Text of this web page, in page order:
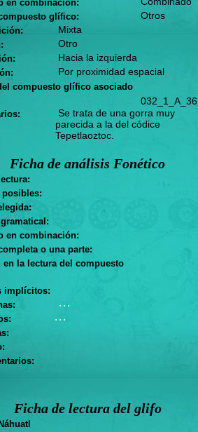
en combinación:
glífico: Otros
Mixta
Otro
Hacia la izquierda
Por proximidad espacial
compuesto glífico asociado
032_1_A_36
Se trata de una gorra muy
parecida a la del códice
Tepetlaoztoc.
Ficha de análisis Fonético
posibles:
en combinación:
o una parte:
en la lectura del compuesto
implícitos:
. . .
. . .
Ficha de lectura del glifo